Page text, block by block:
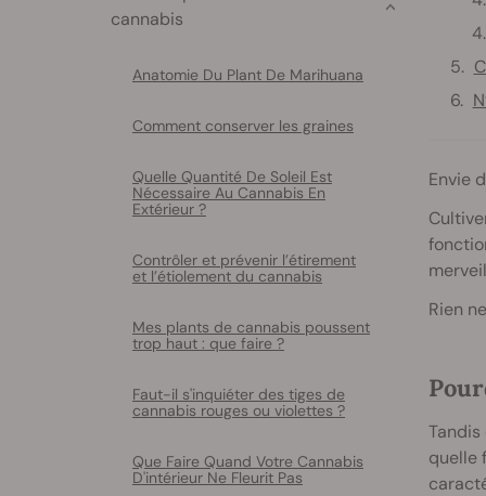
Envie
Rien
quelle
cannabis
Anatomie Du Plant De Marihuana
Comment conserver les graines
Quelle Quantité De Soleil Est
Nécessaire Au Cannabis En
Extérieur ?
Contrôler et prévenir l’étirement
et l’étiolement du cannabis
Mes plants de cannabis poussent
trop haut : que faire ?
Faut-il s'inquiéter des tiges de
cannabis rouges ou violettes ?
Que Faire Quand Votre Cannabis
D'intérieur Ne Fleurit Pas